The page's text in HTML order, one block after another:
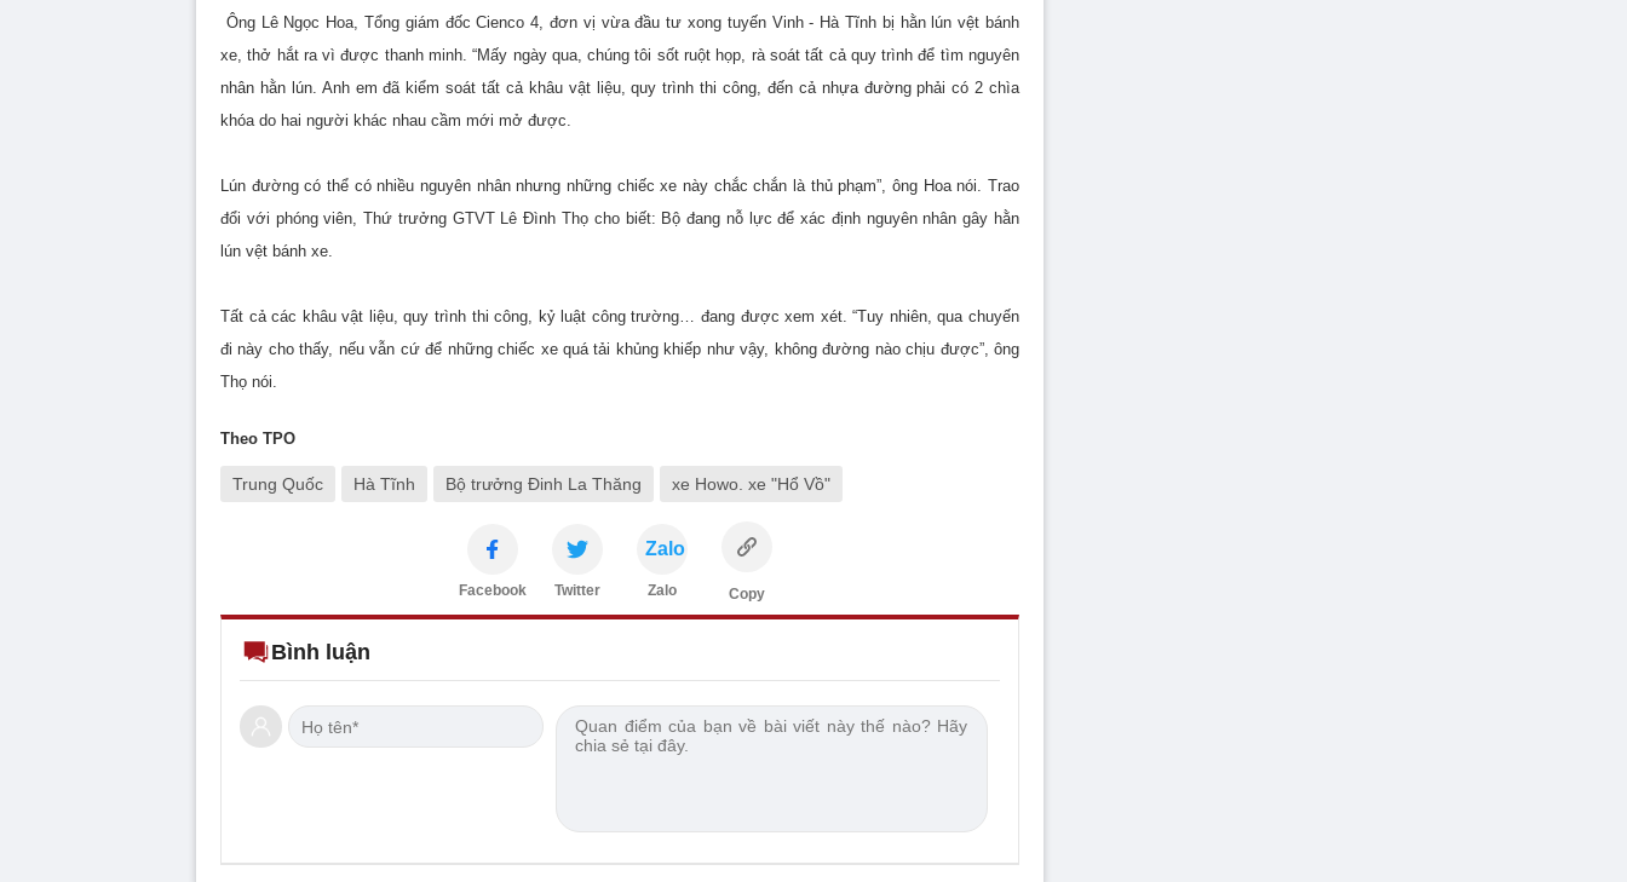
Ông Lê Ngọc Hoa, Tổng giám đốc Cienco 4, đơn vị vừa đầu tư xong tuyến Vinh - Hà Tĩnh bị hằn lún vệt bánh
xe, thở hắt ra vì được thanh minh. “Mấy ngày qua, chúng tôi sốt ruột họp, rà soát tất cả quy trình để tìm nguyên
nhân hằn lún. Anh em đã kiểm soát tất cả khâu vật liệu, quy trình thi công, đến cả nhựa đường phải có 2 chìa
khóa do hai người khác nhau cầm mới mở được.
Lún đường có thể có nhiều nguyên nhân nhưng những chiếc xe này chắc chắn là thủ phạm”, ông Hoa nói. Trao
đổi với phóng viên, Thứ trưởng GTVT Lê Đình Thọ cho biết: Bộ đang nỗ lực để xác định nguyên nhân gây hằn
lún vệt bánh xe.
Tất cả các khâu vật liệu, quy trình thi công, kỷ luật công trường… đang được xem xét. “Tuy nhiên, qua chuyến
đi này cho thấy, nếu vẫn cứ để những chiếc xe quá tải khủng khiếp như vậy, không đường nào chịu được”, ông
Thọ nói.
Theo TPO
Trung Quốc Hà Tĩnh Bộ trưởng Đinh La Thăng xe Howo. xe "Hổ Vồ"
Facebook Twitter
Zalo
Zalo Copy
Bình luận